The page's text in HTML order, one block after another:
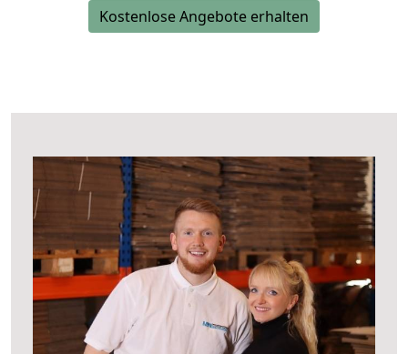
Kostenlose Angebote erhalten